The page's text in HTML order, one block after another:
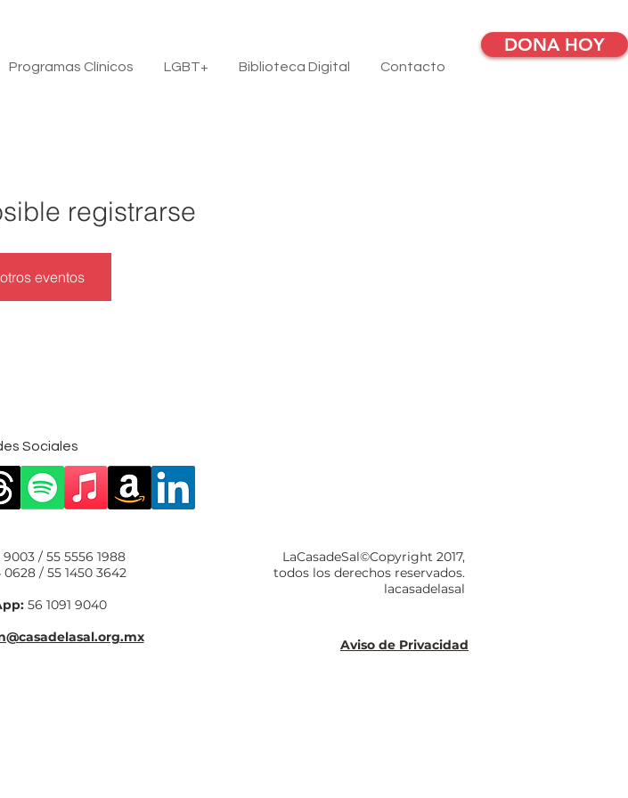
Programas Clínicos LGBT+ Biblioteca Digital Contacto
DONA HOY
registrarse
eventos
Sociales
9003 / 55 5556 1988
/ 55 1450 3642
56 1091 9040
LaCasadeSal©Copyright 2017,
todos los derechos reservados.
lacasadelasal
Aviso de Privacidad